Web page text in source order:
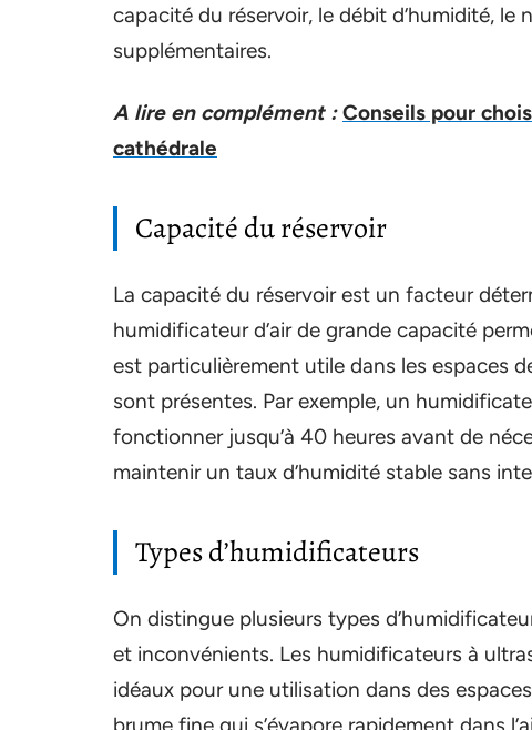
capacité du réservoir, le débit d’humidité,
supplémentaires.
A lire en complément : Conseils pour
cathédrale
Capacité du réservoir
La capacité du réservoir est un facteur
humidificateur d’air de grande capacité
est particulièrement utile dans les espaces
sont présentes. Par exemple, un
fonctionner jusqu’à 40 heures avant de
maintenir un taux d’humidité stable sans
Types d’humidificateurs
On distingue plusieurs types
et inconvénients. Les humidificateurs à
idéaux pour une utilisation dans des